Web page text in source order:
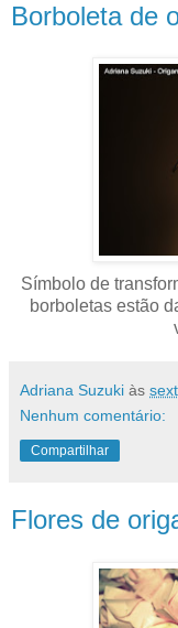
Borboleta de
Símbolo de
borboletas estão
Adriana Suzuki às
Nenhum comentário:
Compartilhar
Flores de